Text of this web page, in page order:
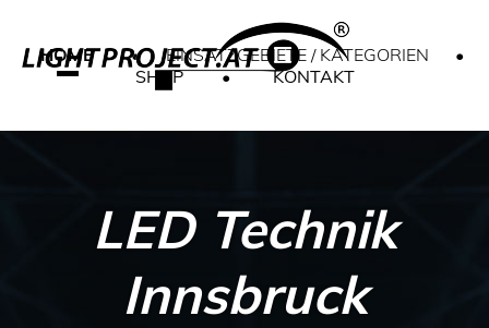
HOME • EINSATZGEBIETE / KATEGORIEN
•
SHOP
• KONTAKT
LED Technik
Innsbruck